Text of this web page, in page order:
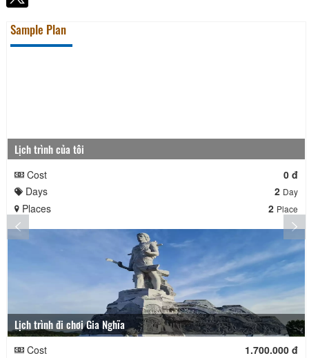
Sample Plan
Lịch trình của tôi
Cost
0 đ
Days
2 Day
Places 2 Place
Lịch trình đi chơi Gia Nghĩa
Cost
1.700.000 đ